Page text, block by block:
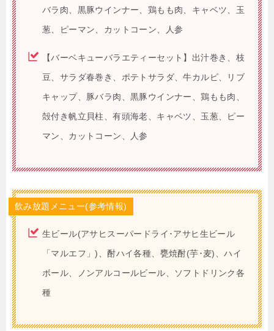
バラ肉、黒豚ウインナー、鶏もも肉、キャベツ、玉
葱、ピーマン、カットコーン、人参
【バーベキューバラエティーセット】出汁巻き、枝
豆、サラダ春巻き、ポテトサラダ、牛カルビ、リブ
キャップ、豚バラ肉、黒豚ウインナー、鶏もも肉、
殻付き帆立貝柱、有頭海老、キャベツ、玉葱、ピー
マン、カットコーン、人参
飲み放題メニュー(参考情報)
生ビール(アサヒスーパードライ･アサヒ生ビール
「マルエフ」)、酎ハイ各種、甕焼酎(芋･麦)、ハイ
ボール、ノンアルコールビール、ソフトドリンク各
種